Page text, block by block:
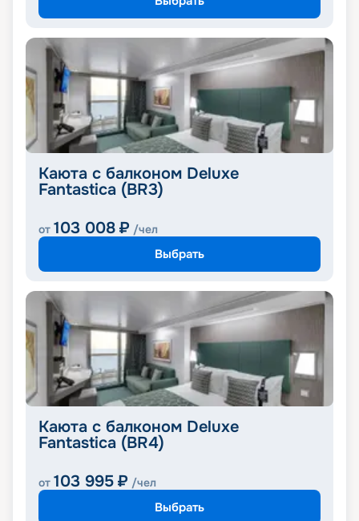
Каюта с балконом Deluxe
Fantastica (BR3)
от 103 008 ₽ /чел
Выбрать
Каюта с балконом Deluxe
Fantastica (BR4)
от 103 995 ₽ /чел
Выбрать